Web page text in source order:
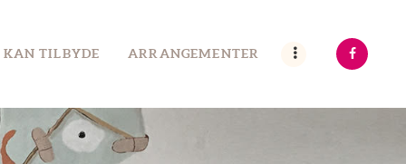
KAN TILBYDE ARRANGEMENTER